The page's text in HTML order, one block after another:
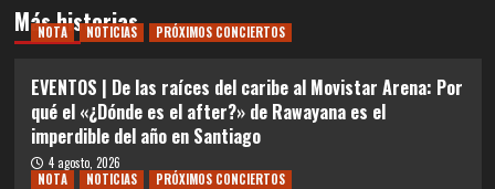
Más historias
NOTA NOTICIAS PRÓXIMOS CONCIERTOS
EVENTOS | De las raíces del caribe al Movistar Arena: Por
qué el «¿Dónde es el after?» de Rawayana es el
imperdible del año en Santiago
4 agosto, 2026
NOTA
NOTICIAS PRÓXIMOS CONCIERTOS